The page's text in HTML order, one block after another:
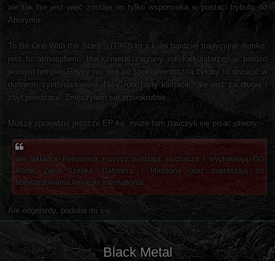
ale tak nie jest więć zostaje im tylko wspominka w postaci trybutu od
Aboryma.
To Be One With the Stars... (1993) to z kolei bardziej tradycyjne demko,
jest to atmospheric black metal zagrany na kalkulatorze, w bardzo
wolnym tempie. Gdyby nie wokale spokojnie można byłoby to wrzucić w
dungeon synth/darkwave. Niby robi fajny klimacik, ale jest za długie i
zbyt pierdzące. Zmęczyłem się przeokrutnie.
Muszę sprawdzić jeszcze EP-kę, może tam nauczyli się pisać utwory.
We wkładce Eyequinox muzycy poniżają słuchacza i wychwalają GG
Allina, Żaka Sziraka, Dahmera i Mansona oraz zapraszają do
bombardowania Amnesty International.
Ale edgelordy, podoba mi się.
Black Metal